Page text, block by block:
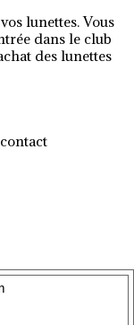
lunettes. Vous
dans le club
des lunettes